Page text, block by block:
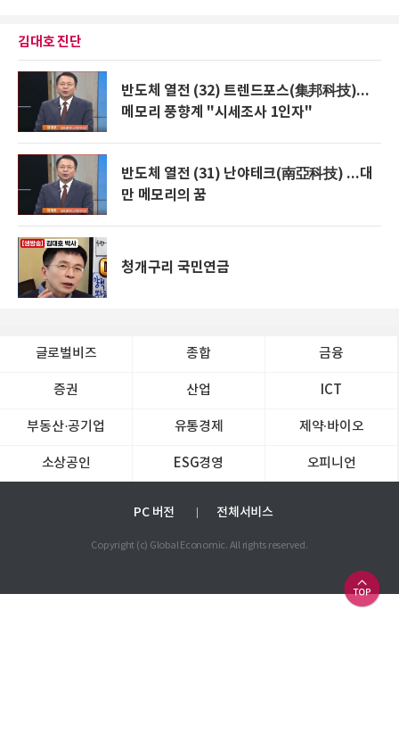
김대호 진단
반도체 열전 (32) 트렌드포스(集邦科技)...
메모리 풍향계 "시세조사 1인자"
반도체 열전 (31) 난야테크(南亞科技) ...대
만 메모리의 꿈
청개구리 국민연금
글로벌비즈 종합 금융
증권 산업 ICT
부동산·공기업 유통경제 제약∙바이오
소상공인 ESG경영 오피니언
PC 버전 전체서비스
Copyright (c) Global Economic. All rights reserved.